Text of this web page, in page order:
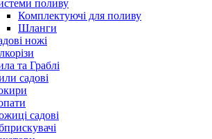
поливу
Комплектуючі для поливу
Шланги
ножі
та Граблі
садові
садові